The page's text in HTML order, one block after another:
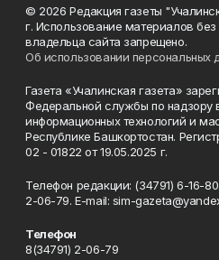
© 2026 Редакция газеты
г. Использование материалов
владельца сайта запрещено.
Об использовании персональных
Газета «Учалинская газета»
Федеральной службы по надзору
информационных технологий и
Республике Башкортостан.
02 - 01822 от 19.05.2025 г.
Телефон редакции: (34791) 6-16-
2-06-79. Е-mаil: sim-
Телефон
8(34791) 2-06-79